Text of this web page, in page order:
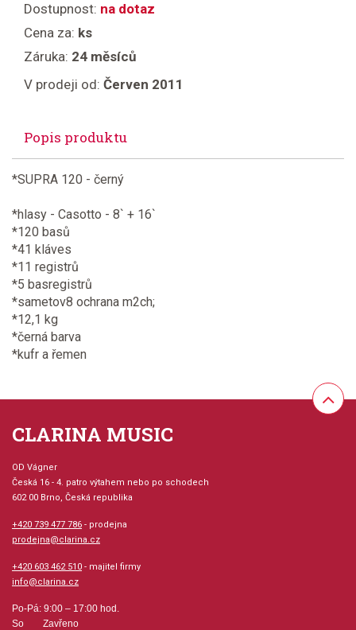
Dostupnost: na dotaz
Cena za: ks
Záruka: 24 měsíců
V prodeji od: Červen 2011
Popis produktu
*SUPRA 120 - černý
*hlasy - Casotto - 8` + 16`
*120 basů
*41 kláves
*11 registrů
*5 basregistrů
*sametov8 ochrana m2ch;
*12,1 kg
*černá barva
*kufr a řemen
CLARINA MUSIC
OD Vágner
Česká 16 - 4. patro výtahem nebo po schodech
602 00 Brno, Česká republika
+420 739 477 786 - prodejna
prodejna@clarina.cz
+420 603 462 510 - majitel firmy
info@clarina.cz
Po-Pá: 9:00 – 17:00 hod.
So Zavřeno